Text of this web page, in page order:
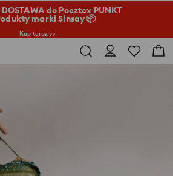
do Pocztex PUNKT
marki Sinsay 📦
Kup teraz >>